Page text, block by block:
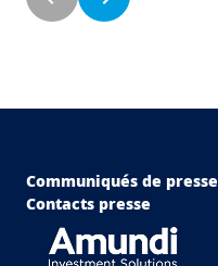
Menu Footer Top
Communiqués de presse
Contacts presse